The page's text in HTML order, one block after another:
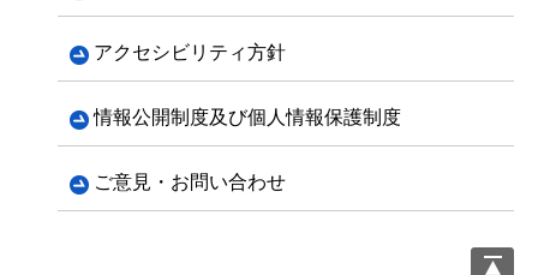
アクセシビリティ方針
情報公開制度及び個人情報保護制度
ご意見・お問い合わせ